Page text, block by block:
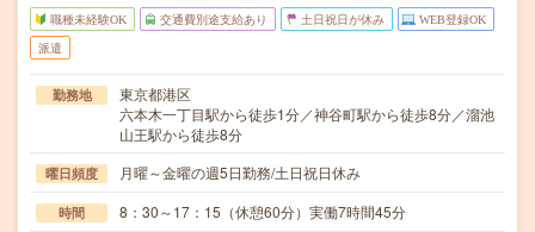
職種未経験OK 交通費別途支給あり 土日祝日が休み WEB登録OK
派遣
勤務地
東京都港区
六本木一丁目駅から徒歩1分／神谷町駅から徒歩8分／溜池
山王駅から徒歩8分
曜日頻度 月曜～金曜の週5日勤務/土日祝日休み
時間 8：30～17：15（休憩60分）実働7時間45分